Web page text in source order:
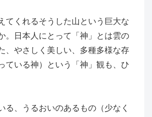
くれるそうした山という巨大な
。日本人にとって「神」とは雲の
、やさしく美しい、多種多様な存
ている神）という「神」観も、ひ
、うるおいのあるもの（少なく